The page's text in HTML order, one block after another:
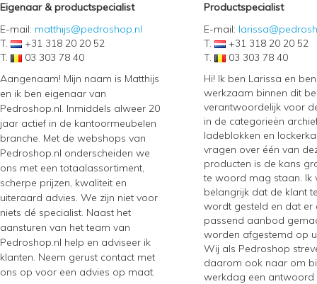
Eigenaar & productspecialist
E-mail: matthijs@pedroshop.nl
T.
+31 318 20 20 52
T.
03 303 78 40
Aangenaam! Mijn naam is Matthijs
en ik ben eigenaar van
Pedroshop.nl. Inmiddels alweer 20
jaar actief in de kantoormeubelen
branche. Met de webshops van
Pedroshop.nl onderscheiden we
ons met een totaalassortiment,
scherpe prijzen, kwaliteit en
uiteraard advies. We zijn niet voor
niets dé specialist. Naast het
aansturen van het team van
Pedroshop.nl help en adviseer ik
klanten. Neem gerust contact met
ons op voor een advies op maat.
Productspecialist
E-mail:
T.
+31 318 20 20 52
T.
03 303 78 40
Hi! Ik ben Larissa en
werkzaam binnen dit
verantwoordelijk voor
in de categorieën
ladeblokken en
vragen over één van
producten is de kans
te woord mag staan. Ik
belangrijk dat de klant
wordt gesteld en dat er
passend aanbod
worden afgestemd op
Wij als Pedroshop
daarom ook naar om
werkdag een